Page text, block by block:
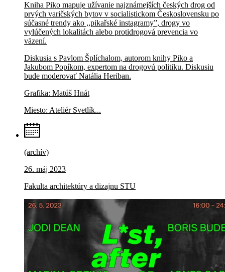
Kniha Piko mapuje užívanie najznámejších českých drog od
prvých varičských bytov v socialistickom Československu po
súčasné trendy ako ,,pikařské instagramy”, drogy vo
vylúčených lokalitách alebo protidrogová prevencia vo
väzení.
Diskusia s Pavlom Šplíchalom, autorom knihy Piko a
Jakubom Popíkom, expertom na drogovú politiku. Diskusiu
bude moderovať Natália Heriban.
Grafika: Matúš Hnát
Miesto: Ateliér Svetlík...
(archív)
26. máj 2023
Fakulta architektúry a dizajnu STU